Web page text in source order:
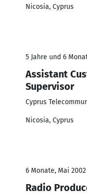
Nicosia, Cyprus
5 Jahre und 6
Assistant
Supervisor
Cyprus
Nicosia, Cyprus
6 Monate, Mai
Radio